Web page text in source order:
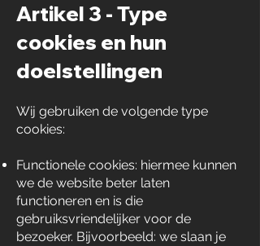
Artikel 3 - Type
cookies en hun
doelstellingen
Wij gebruiken de volgende type
cookies:
Functionele cookies: hiermee kunnen
we de website beter laten
functioneren en is die
gebruiksvriendelijker voor de
bezoeker. Bijvoorbeeld: we slaan je